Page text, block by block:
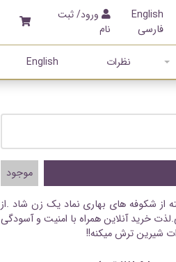
ورود/ ثبت
نام
English
فارسی
نظرات English
موجود
از شکوفه های بهاری نماد یک زن شاد .از
خرید آنلاین همراه با امنیت و آسودگی
شیرین ترش میکنه!!